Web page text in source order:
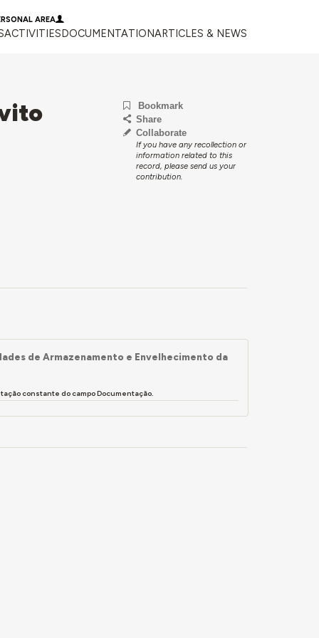
AREA
ACTIVITIESDOCUMENTATIONARTICLES & NEWS
Bookmark
Share
Collaborate
If you have any recollection or
information related to this
record, please send us your
contribution.
de Armazenamento e Envelhecimento da
constante do campo Documentação.